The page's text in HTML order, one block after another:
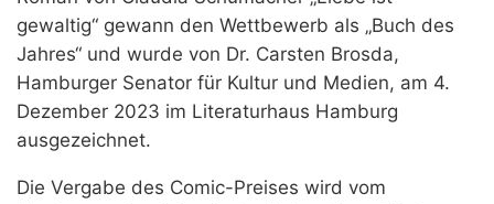
gewaltig“ gewann den Wettbewerb als „Buch des
Jahres“ und wurde von Dr. Carsten Brosda,
Hamburger Senator für Kultur und Medien, am 4.
Dezember 2023 im Literaturhaus Hamburg
ausgezeichnet.
Die Vergabe des Comic-Preises wird vom